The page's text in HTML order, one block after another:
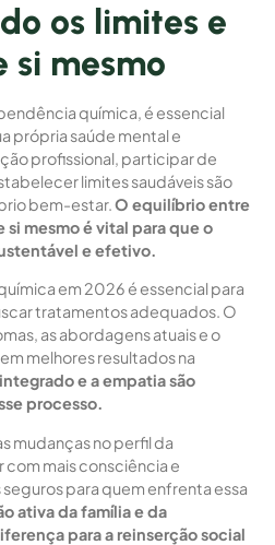
os limites e
si mesmo
química, é essencial
própria saúde mental e
profissional, participar de
limites saudáveis são
bem-estar.O equilíbrio entre
mesmo é vital para que o
e efetivo.
em 2026 é essencial para
tratamentos adequados. O
as abordagens atuais e o
melhores resultados na
e a empatia são
processo.
mudanças no perfil da
mais consciência e
para quem enfrenta essa
ativa da família e da
para a reinserção social